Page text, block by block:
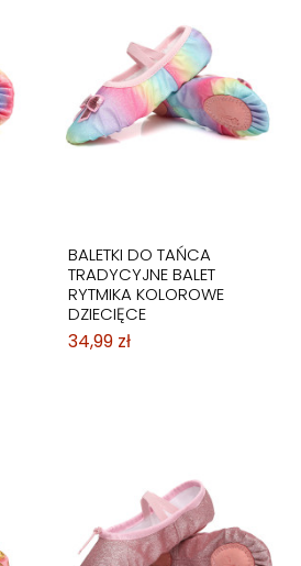
BALETKI DO TAŃCA
TRADYCYJNE BALET
RYTMIKA KOLOROWE
DZIECIĘCE
34,99 zł